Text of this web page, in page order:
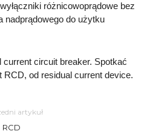
różnicowoprądowe bez
nadprądowego do użytku
circuit breaker. Spotkać
od residual current device.
artykuł
RCD